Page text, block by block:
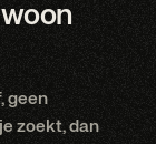
geen
zoekt, dan